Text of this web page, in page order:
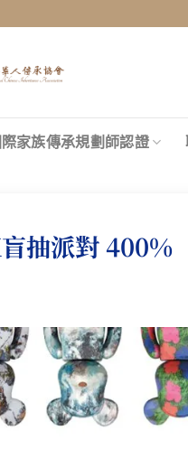
家族傳承規劃師認證
抽派對 400%